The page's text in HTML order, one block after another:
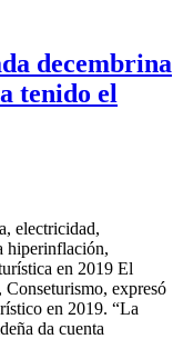
decembrina
tenido el
electricidad,
hiperinflación,
en 2019 El
expresó
en 2019. “La
da cuenta